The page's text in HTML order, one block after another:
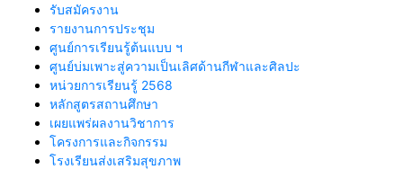
รับสมัครงาน
รายงานการประชุม
ศูนย์การเรียนรู้ต้นแบบ ฯ
ศูนย์บ่มเพาะสู่ความเป็นเลิศด้านกีฬาและศิลปะ
หน่วยการเรียนรู้ 2568
หลักสูตรสถานศึกษา
เผยแพร่ผลงานวิชาการ
โครงการและกิจกรรม
โรงเรียนส่งเสริมสุขภาพ